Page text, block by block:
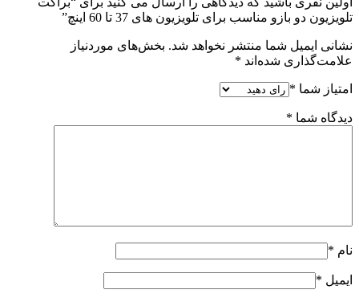
تلویزیون دو بازو مناسب برای تلویزیون های 37 تا 60 اینچ”
نشانی ایمیل شما منتشر نخواهد شد. بخش‌های موردنیاز
علامت‌گذاری شده‌اند *
امتیاز شما *
دیدگاه شما *
نام *
ایمیل *